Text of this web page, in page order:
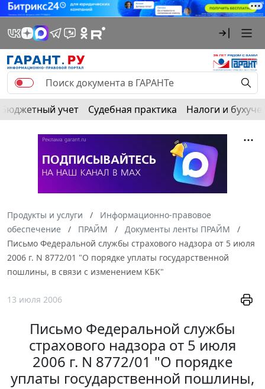
Бюджетный учет Судебная практика Налоги и
Продукты и услуги
Информационно-правовое
обеспечение
ПРАЙМ
Документы ленты ПРАЙМ
Письмо Федеральной службы страхового надзора от 5 июля
2006 г. N 8772/01 "О порядке уплаты государственной
пошлины, в связи с изменением КБК"
13 июля 2006
Письмо Федеральной службы
страхового надзора от 5 июля
2006 г. N 8772/01 "О порядке
уплаты государственной пошлины,